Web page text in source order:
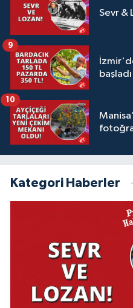
Sevr &
başladı
9
10
Kategori Haberler